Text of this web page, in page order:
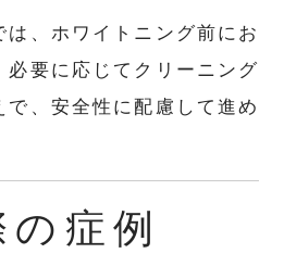
は、ホワイトニング前にお
必要に応じてクリーニング
、安全性に配慮して進め
の症例